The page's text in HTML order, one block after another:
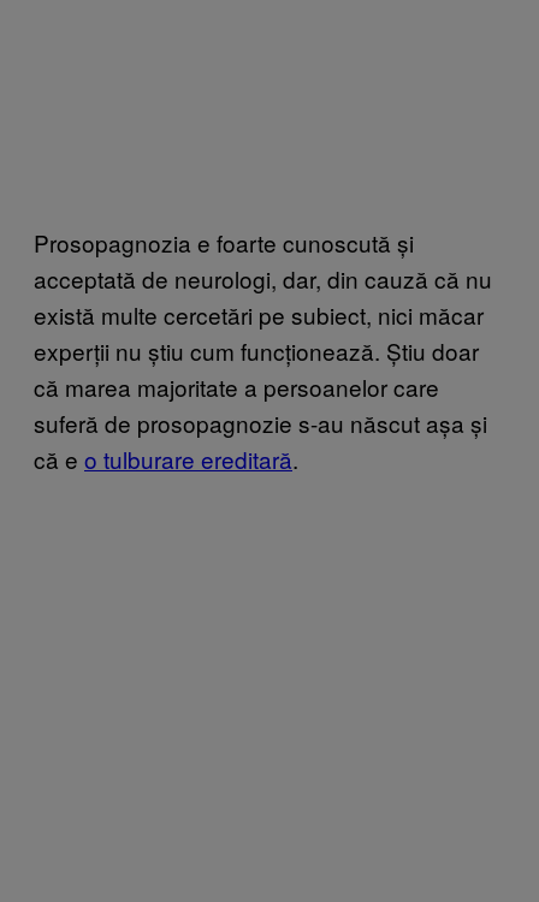
Prosopagnozia e foarte cunoscută și
acceptată de neurologi, dar, din cauză că nu
există multe cercetări pe subiect, nici măcar
experții nu știu cum funcționează. Știu doar
că marea majoritate a persoanelor care
suferă de prosopagnozie s-au născut așa și
că e o tulburare ereditară.